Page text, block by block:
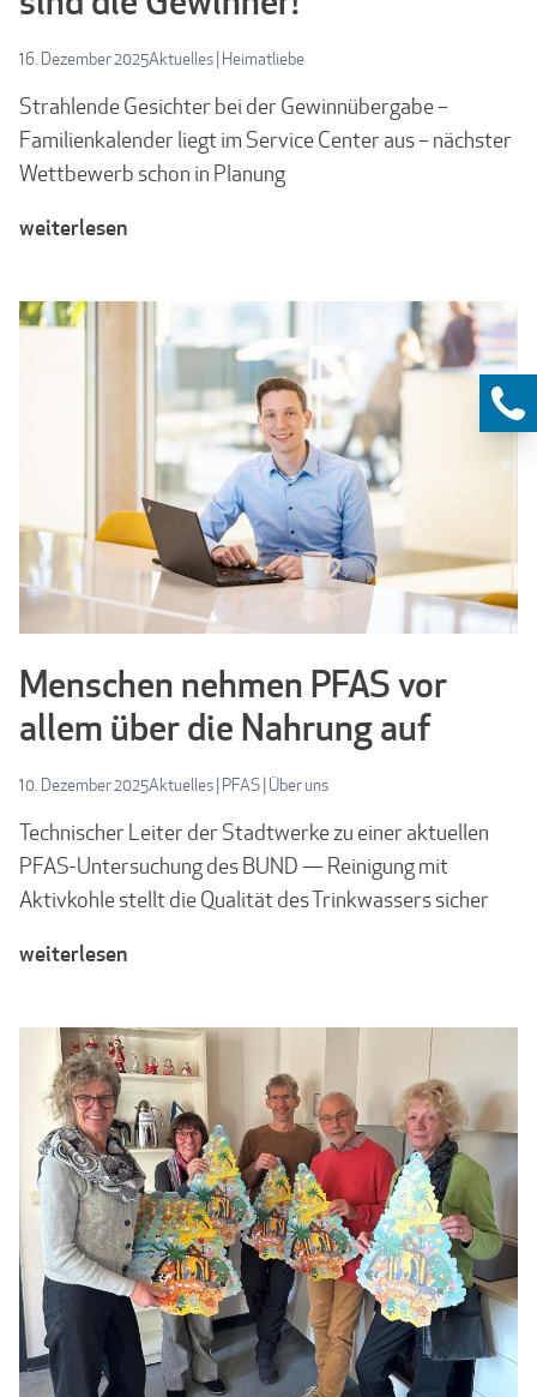
16. Dezember 2025Aktuelles| Heimatliebe
Strahlende Gesichter bei der Gewinnübergabe –
Familienkalender liegt im Service Center aus – nächster
Wettbewerb schon in Planung
weiterlesen
Menschen nehmen PFAS vor
allem über die Nahrung auf
10. Dezember 2025Aktuelles| PFAS| Über uns
Technischer Leiter der Stadtwerke zu einer aktuellen
PFAS-Untersuchung des BUND — Reinigung mit
Aktivkohle stellt die Qualität des Trinkwassers sicher
weiterlesen